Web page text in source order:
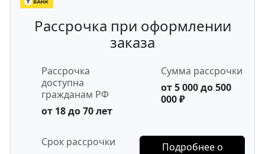
Рассрочка при оформлении
заказа
Рассрочка
доступна
гражданам РФ
от 18 до 70 лет
Сумма рассрочки
от 5 000 до 500
000 ₽
Срок рассрочки
Подробнее о